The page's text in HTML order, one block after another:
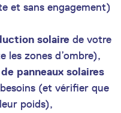
et sans engagement)
solaire de votre
zones d’ombre),
panneaux solaires
(et vérifier que
poids),